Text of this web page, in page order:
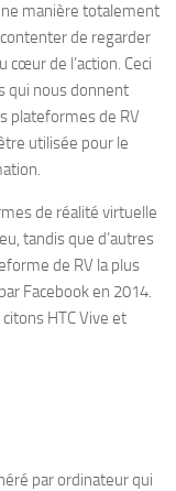
manière totalement
de regarder
de l’action. Ceci
qui nous donnent
plateformes de RV
utilisée pour le
de réalité virtuelle
tandis que d’autres
de RV la plus
Facebook en 2014.
HTC Vive et
par ordinateur qui